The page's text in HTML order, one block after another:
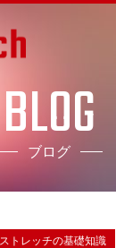
BLOG
ブログ
ストレッチの基礎知識